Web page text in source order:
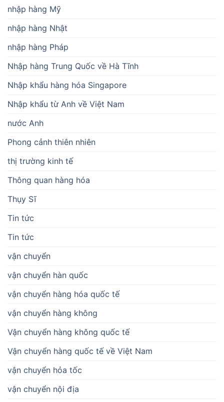
nhập hàng Mỹ
nhập hàng Nhật
nhập hàng Pháp
Nhập hàng Trung Quốc về Hà Tĩnh
Nhập khẩu hàng hóa Singapore
Nhập khẩu từ Anh về Việt Nam
nước Anh
Phong cảnh thiên nhiên
thị trường kinh tế
Thông quan hàng hóa
Thụy Sĩ
Tin tức
Tin tức
vận chuyển
vận chuyển hàn quốc
vận chuyển hàng hóa quốc tế
vận chuyển hàng không
Vận chuyển hàng không quốc tế
Vận chuyển hàng quốc tế về Việt Nam
vận chuyển hỏa tốc
vận chuyển nội địa